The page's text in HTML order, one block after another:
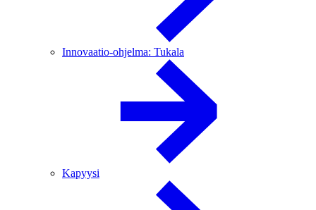
Innovaatio-ohjelma: Tukala
Kapyysi